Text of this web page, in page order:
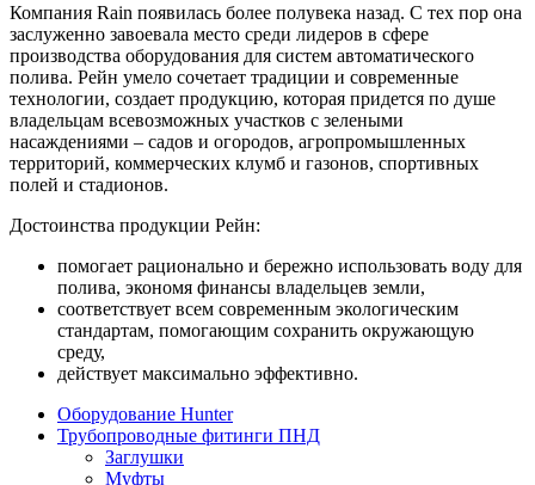
Компания Rain появилась более полувека назад. С тех пор она
заслуженно завоевала место среди лидеров в сфере
производства оборудования для систем автоматического
полива. Рейн умело сочетает традиции и современные
технологии, создает продукцию, которая придется по душе
владельцам всевозможных участков с зелеными
насаждениями – садов и огородов, агропромышленных
территорий, коммерческих клумб и газонов, спортивных
полей и стадионов.
Достоинства продукции Рейн:
помогает рационально и бережно использовать воду для
полива, экономя финансы владельцев земли,
соответствует всем современным экологическим
стандартам, помогающим сохранить окружающую
среду,
действует максимально эффективно.
Оборудование Hunter
Трубопроводные фитинги ПНД
Заглушки
Муфты